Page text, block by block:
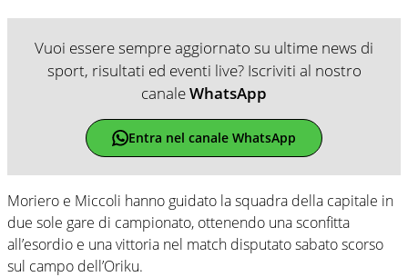
Vuoi essere sempre aggiornato su ultime news di
sport, risultati ed eventi live? Iscriviti al nostro
canaleWhatsApp
Entra nel canale WhatsApp
Moriero e Miccoli hanno guidato la squadra della capitale in
due sole gare di campionato, ottenendo una sconfitta
all’esordio e una vittoria nel match disputato sabato scorso
sul campo dell’Oriku.